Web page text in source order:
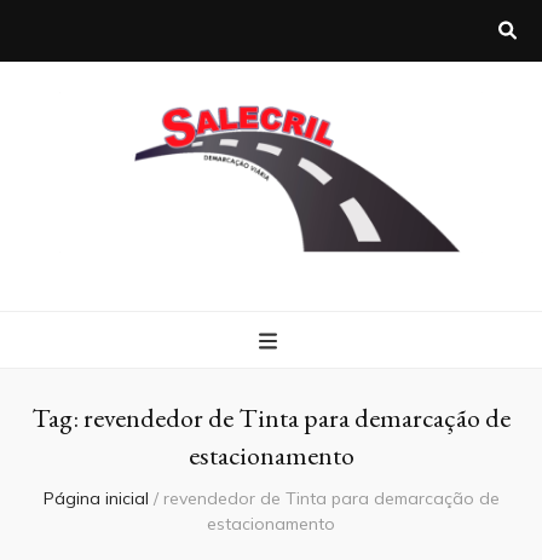
Tag:revendedor de Tinta para demarcação de
estacionamento
Página inicial / revendedor de Tinta para demarcação de
estacionamento